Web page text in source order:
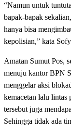
“Namun untuk
bapak-bapak
hanya bisa
kepolisian,” kata
Amatan Sumut Pos,
menuju kantor BPN
menggelar aksi
kemacetan lalu lintas
tersebut juga
Sehingga tidak ada